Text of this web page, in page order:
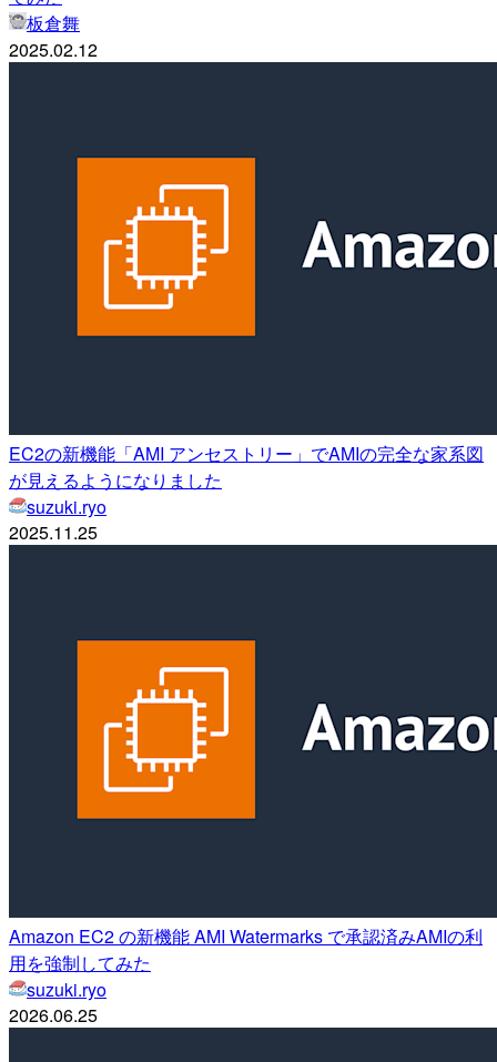
板倉舞
2025.02.12
EC2の新機能「AMI アンセストリー」でAMIの完全な家系図
が見えるようになりました
suzuki.ryo
2025.11.25
Amazon EC2 の新機能 AMI Watermarks で承認済みAMIの利
用を強制してみた
suzuki.ryo
2026.06.25